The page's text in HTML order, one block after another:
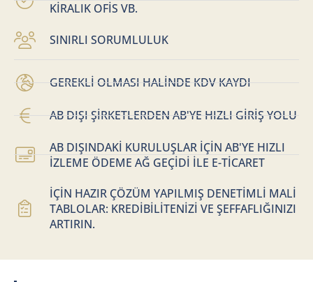
KİRALIK OFİS VB.
SINIRLI SORUMLULUK
GEREKLİ OLMASI HALİNDE KDV KAYDI
AB DIŞI ŞİRKETLERDEN AB'YE HIZLI GİRİŞ YOLU
AB DIŞINDAKİ KURULUŞLAR İÇİN AB'YE HIZLI
İZLEME ÖDEME AĞ GEÇİDİ İLE E-TİCARET
İÇİN HAZIR ÇÖZÜM YAPILMIŞ DENETİMLİ MALİ
TABLOLAR: KREDİBİLİTENİZİ VE ŞEFFAFLIĞINIZI
ARTIRIN.